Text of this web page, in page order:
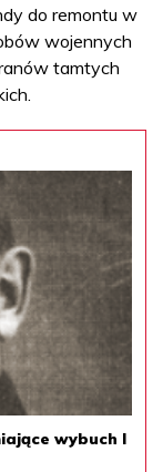
do remontu w
wojennych
tamtych
wybuch I